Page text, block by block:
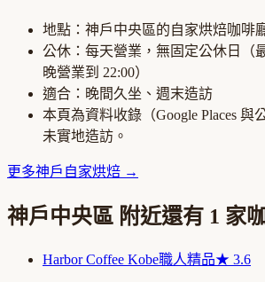
地點： 神戶中央區的自家烘焙咖啡
公休： 每天營業，無固定公休日 （
晚營業到 22:00）
適合： 晚間久坐、週末造訪
本頁為資料收錄（Google Places 與
未實地造訪。
更多神戶 自家烘焙 →
神戶中央區 附近還有 1 家
Harbor Coffee Kobe職人精品★ 3.6